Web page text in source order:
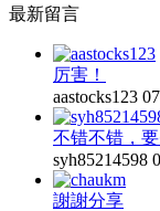
最新留言
厉害！
aastocks123
不错不错，
syh85214598
謝謝分享